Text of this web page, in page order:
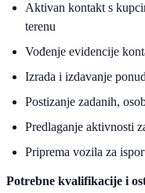
Aktivan kontakt s
terenu
Vođenje evidencije
Izrada i izdavanje
Postizanje zadanih,
Predlaganje aktivnosti
Priprema vozila za
Potrebne kvalifikacije i